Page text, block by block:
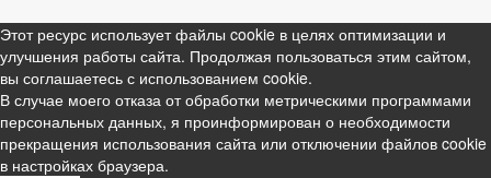
Этот ресурс использует файлы cookie в целях оптимизации и
улучшения работы сайта. Продолжая пользоваться этим сайтом,
вы соглашаетесь с использованием cookie.
В случае моего отказа от обработки метрическими программами
персональных данных, я проинформирован о необходимости
прекращения использования сайта или отключении файлов cookie
в настройках браузера.